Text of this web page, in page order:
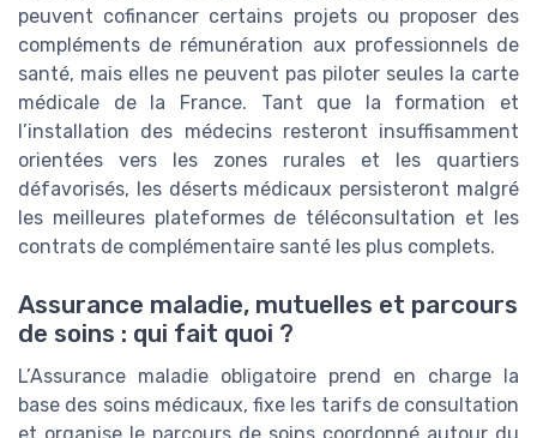
peuvent cofinancer certains projets ou proposer des
compléments de rémunération aux professionnels de
santé, mais elles ne peuvent pas piloter seules la carte
médicale de la France. Tant que la formation et
l’installation des médecins resteront insuffisamment
orientées vers les zones rurales et les quartiers
défavorisés, les déserts médicaux persisteront malgré
les meilleures plateformes de téléconsultation et les
contrats de complémentaire santé les plus complets.
Assurance maladie, mutuelles et parcours
de soins : qui fait quoi ?
L’Assurance maladie obligatoire prend en charge la
base des soins médicaux, fixe les tarifs de consultation